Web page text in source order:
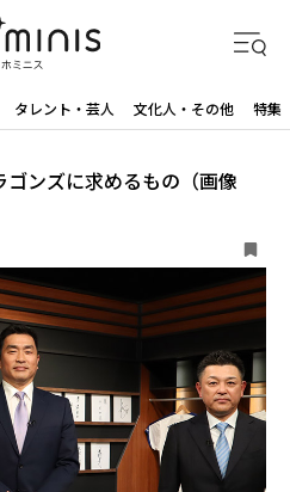
タレント・芸人 文化人・その他 特集
ンズに求めるもの（画像